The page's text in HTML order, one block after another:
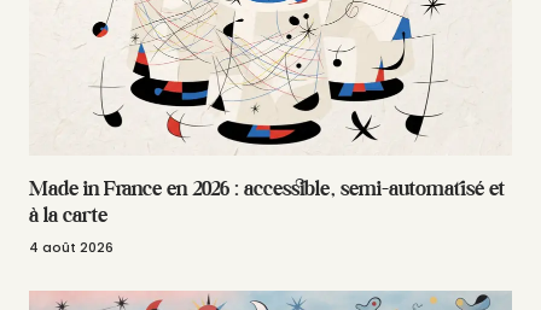
Made in France en 2026 : accessible, semi-automatisé et
à la carte
4 août 2026